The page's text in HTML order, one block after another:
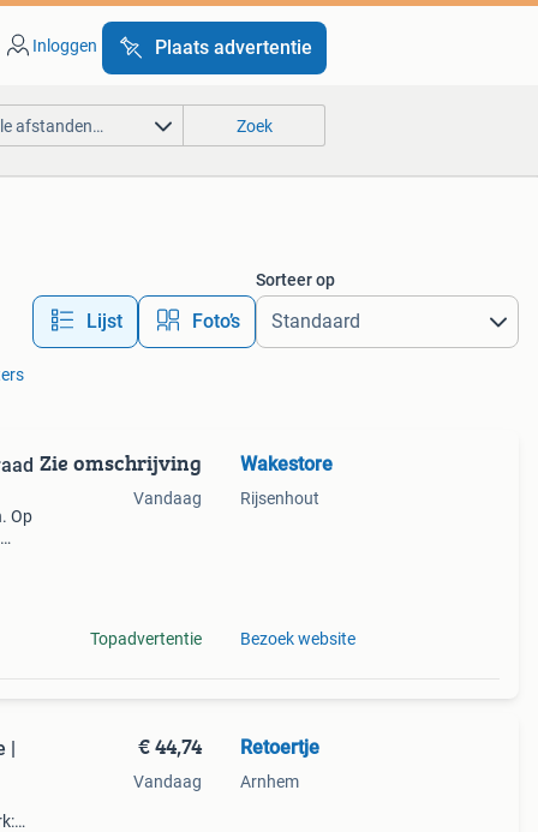
Inloggen Plaats advertentie
afstanden… Zoek
Lijst Foto’s
Sorteer op
Op
Zie omschrijving
Vandaag
Topadvertentie
Wakestore
Rijsenhout
Bezoek website
|
€ 44,74
Vandaag
Retoertje
Arnhem